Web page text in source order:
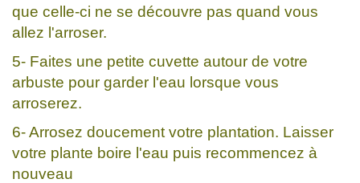
que celle-ci ne se découvre pas quand vous
allez l'arroser.
5- Faites une petite cuvette autour de votre
arbuste pour garder l'eau lorsque vous
arroserez.
6- Arrosez doucement votre plantation. Laisser
votre plante boire l'eau puis recommencez à
nouveau